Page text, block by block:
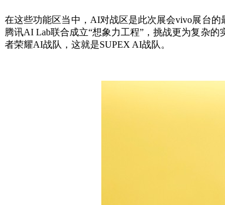
在这些功能区当中，AI对战区是此次展会vivo展台
腾讯AI Lab联合成立“想象力工程”，挑战更为复杂
者荣耀AI战队，这就是SUPEX AI战队。